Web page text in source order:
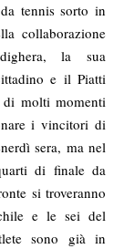
tennis sorto in
collaborazione
la sua
e il Piatti
di molti momenti
i vincitori di
sera, ma nel
di finale da
si troveranno
e le sei del
sono già in